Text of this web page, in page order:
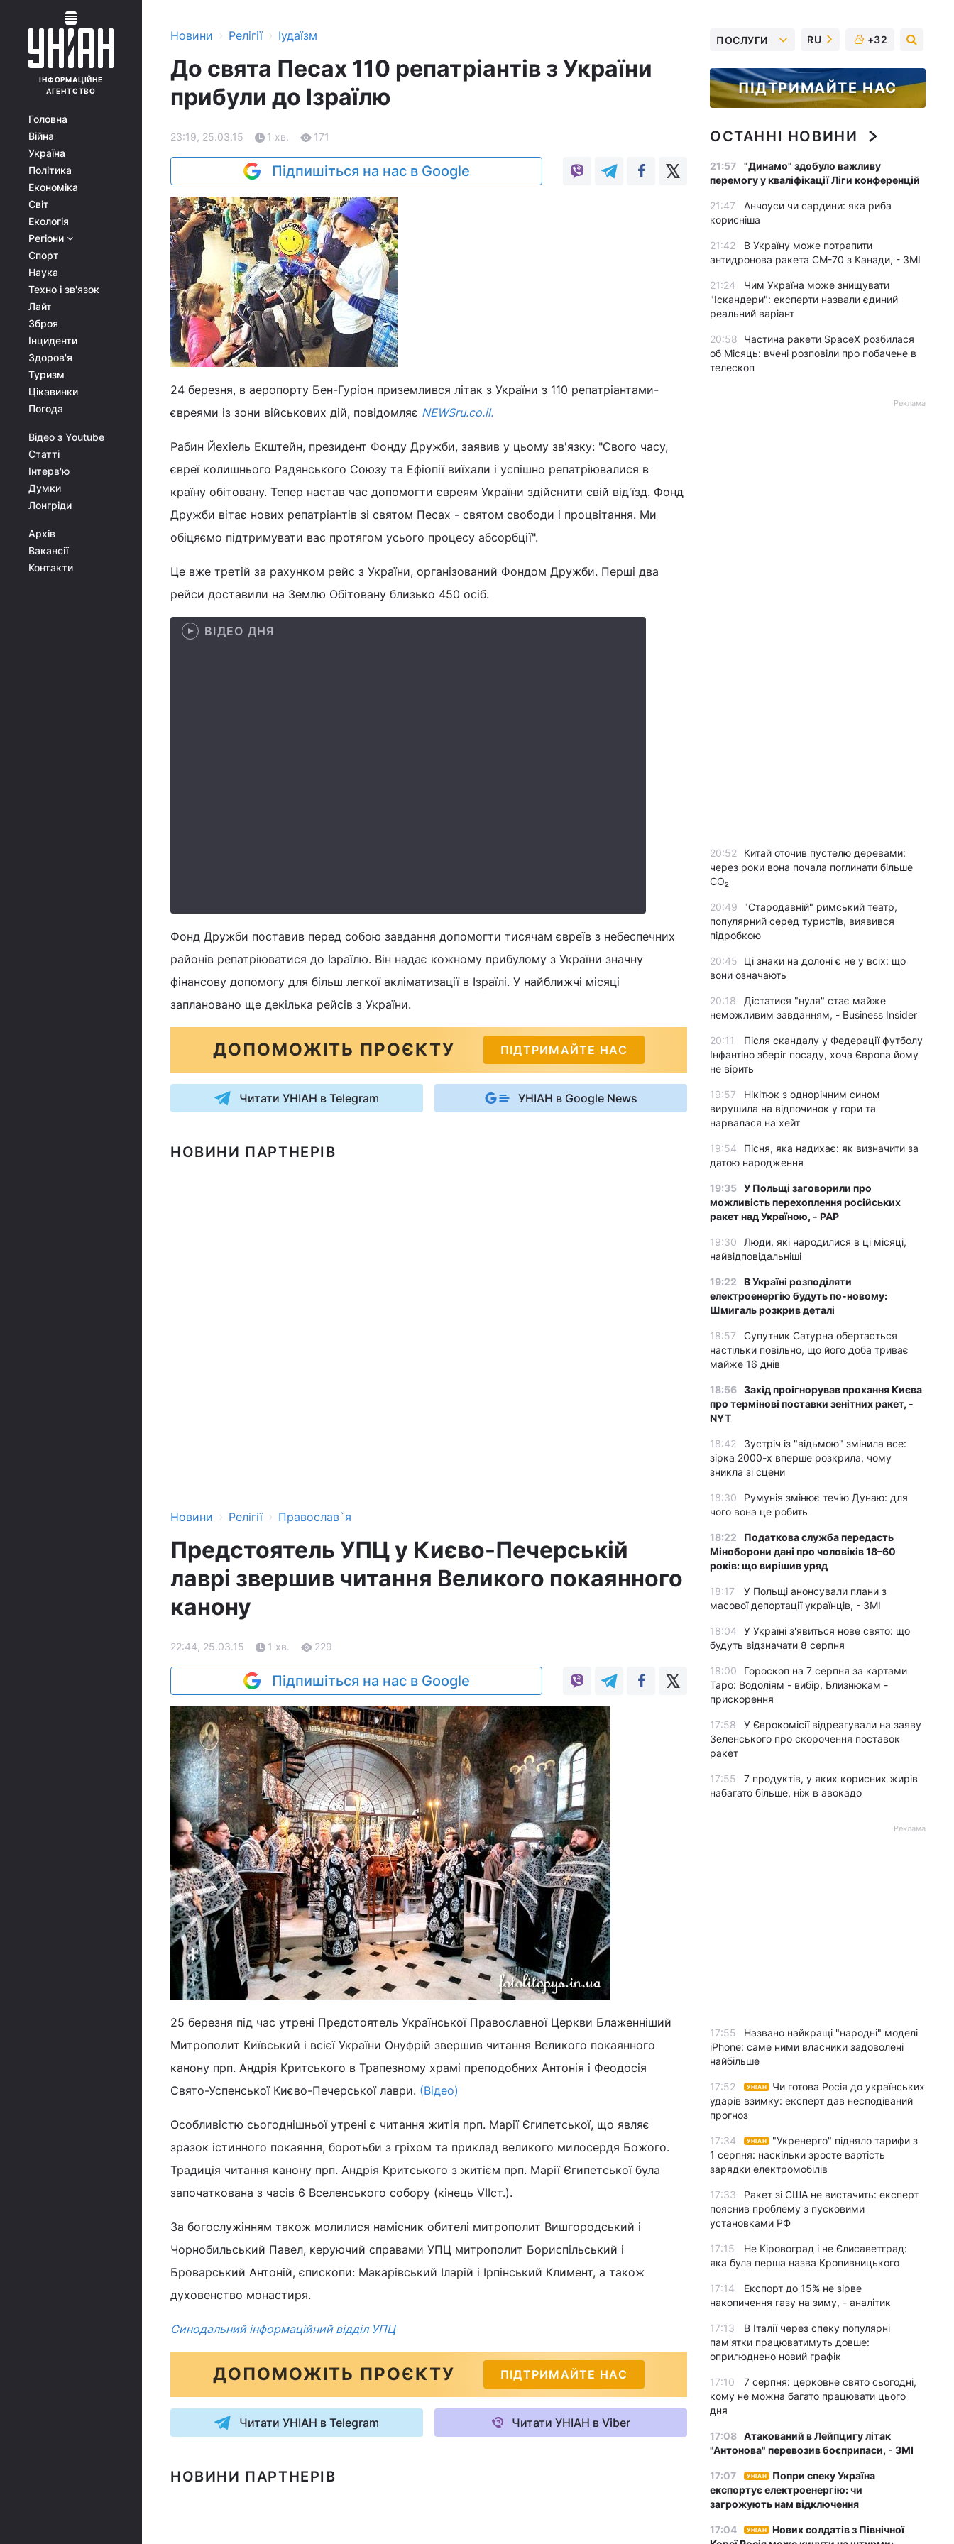
ІНФОРМАЦІЙНЕ
АГЕНТСТВО
Головна
Війна
Україна
Політика
Економіка
Світ
Екологія
Регіони
Спорт
Наука
Техно і зв'язок
Лайт
Зброя
Інциденти
Здоров'я
Туризм
Цікавинки
Погода
Відео з Youtube
Статті
Інтерв'ю
Думки
Лонгріди
Архів
Вакансії
Контакти
Новини › Релігії › Іудаїзм
До свята Песах 110 репатріантів з України
прибули до Ізраїлю
23:19, 25.03.15 1 хв. 171
Підпишіться на нас в Google
24 березня, в аеропорту Бен-Гуріон приземлився літак з України з 110 репатріантами-
євреями із зони військових дій, повідомляє NEWSru.co.il.
Рабин Йехіель Екштейн, президент Фонду Дружби, заявив у цьому зв'язку: "Свого часу,
євреї колишнього Радянського Союзу та Ефіопії виїхали і успішно репатріювалися в
країну обітовану. Тепер настав час допомогти євреям України здійснити свій від'їзд. Фонд
Дружби вітає нових репатріантів зі святом Песах - святом свободи і процвітання. Ми
обіцяємо підтримувати вас протягом усього процесу абсорбції".
Це вже третій за рахунком рейс з України, організований Фондом Дружби. Перші два
рейси доставили на Землю Обітовану близько 450 осіб.
ВІДЕО ДНЯ
Фонд Дружби поставив перед собою завдання допомогти тисячам євреїв з небеспечних
районів репатріюватися до Ізраїлю. Він надає кожному прибулому з України значну
фінансову допомогу для більш легкої акліматизації в Ізраїлі. У найближчі місяці
заплановано ще декілька рейсів з України.
ДОПОМОЖІТЬ ПРОЄКТУ ПІДТРИМАЙТЕ НАС
Читати УНІАН в Telegram УНІАН в Google News
НОВИНИ ПАРТНЕРІВ
Новини › Релігії › Православ`я
Предстоятель УПЦ у Києво-Печерській
лаврі звершив читання Великого покаянного
канону
22:44, 25.03.15 1 хв. 229
Підпишіться на нас в Google
25 березня під час утрені Предстоятель Української Православної Церкви Блаженніший
Митрополит Київський і всієї України Онуфрій звершив читання Великого покаянного
канону прп. Андрія Критського в Трапезному храмі преподобних Антонія і Феодосія
Свято-Успенської Києво-Печерської лаври. (Відео)
Особливістю сьогоднішньої утрені є читання житія прп. Марії Єгипетської, що являє
зразок істинного покаяння, боротьби з гріхом та приклад великого милосердя Божого.
Традиція читання канону прп. Андрія Критського з житієм прп. Марії Єгипетської була
започаткована з часів 6 Вселенського собору (кінець VIIст.).
За богослужінням також молилися намісник обителі митрополит Вишгородський і
Чорнобильський Павел, керуючий справами УПЦ митрополит Бориспільський і
Броварський Антоній, єпископи: Макарівський Іларій і Ірпінський Климент, а також
духовенство монастиря.
Синодальний інформаційний відділ УПЦ
ДОПОМОЖІТЬ ПРОЄКТУ ПІДТРИМАЙТЕ НАС
Читати УНІАН в Telegram Читати УНІАН в Viber
НОВИНИ ПАРТНЕРІВ
ПОСЛУГИ RU +32
ПІДТРИМАЙТЕ НАС
ОСТАННІ НОВИНИ
21:57
"Динамо" здобуло важливу
перемогу у кваліфікації Ліги конференцій
21:47
Анчоуси чи сардини: яка риба
корисніша
21:42
В Україну може потрапити
антидронова ракета CM-70 з Канади, - ЗМІ
21:24
Чим Україна може знищувати
"Іскандери": експерти назвали єдиний
реальний варіант
20:58
Частина ракети SpaceX розбилася
об Місяць: вчені розповіли про побачене в
телескоп
Реклама
20:52
Китай оточив пустелю деревами:
через роки вона почала поглинати більше
CO₂
20:49
"Стародавній" римський театр,
популярний серед туристів, виявився
підробкою
20:45
Ці знаки на долоні є не у всіх: що
вони означають
20:18
Дістатися "нуля" стає майже
неможливим завданням, - Business Insider
20:11
Після скандалу у Федерації футболу
Інфантіно зберіг посаду, хоча Європа йому
не вірить
19:57
Нікітюк з однорічним сином
вирушила на відпочинок у гори та
нарвалася на хейт
19:54
Пісня, яка надихає: як визначити за
датою народження
19:35 У Польщі заговорили про
можливість перехоплення російських
ракет над Україною, - PAP
19:30
Люди, які народилися в ці місяці,
найвідповідальніші
19:22
В Україні розподіляти
електроенергію будуть по-новому:
Шмигаль розкрив деталі
18:57
Супутник Сатурна обертається
настільки повільно, що його доба триває
майже 16 днів
18:56 Захід проігнорував прохання Києва
про термінові поставки зенітних ракет, -
NYT
18:42
Зустріч із "відьмою" змінила все:
зірка 2000-х вперше розкрила, чому
зникла зі сцени
18:30
Румунія змінює течію Дунаю: для
чого вона це робить
18:22
Податкова служба передасть
Міноборони дані про чоловіків 18–60
років: що вирішив уряд
18:17
У Польщі анонсували плани з
масової депортації українців, - ЗМІ
18:04
У Україні з'явиться нове свято: що
будуть відзначати 8 серпня
18:00
Гороскоп на 7 серпня за картами
Таро: Водоліям - вибір, Близнюкам -
прискорення
17:58
У Єврокомісії відреагували на заяву
Зеленського про скорочення поставок
ракет
17:55
7 продуктів, у яких корисних жирів
набагато більше, ніж в авокадо
Реклама
17:55
Названо найкращі "народні" моделі
iPhone: саме ними власники задоволені
найбільше
17:52 УНІАН
Чи готова Росія до українських
ударів взимку: експерт дав несподіваний
прогноз
17:34 УНІАН
"Укренерго" підняло тарифи з
1 серпня: наскільки зросте вартість
зарядки електромобілів
17:33
Ракет зі США не вистачить: експерт
пояснив проблему з пусковими
установками РФ
17:15
Не Кіровоград і не Єлисаветград:
яка була перша назва Кропивницького
17:14
Експорт до 15% не зірве
накопичення газу на зиму, - аналітик
17:13
В Італії через спеку популярні
пам'ятки працюватимуть довше:
оприлюднено новий графік
17:10
7 серпня: церковне свято сьогодні,
кому не можна багато працювати цього
дня
17:08 Атакований в Лейпцигу літак
"Антонова" перевозив боєприпаси, - ЗМІ
17:07 УНІАН
Попри спеку Україна
експортує електроенергію: чи
загрожують нам відключення
17:04 УНІАН
Нових солдатів з Північної